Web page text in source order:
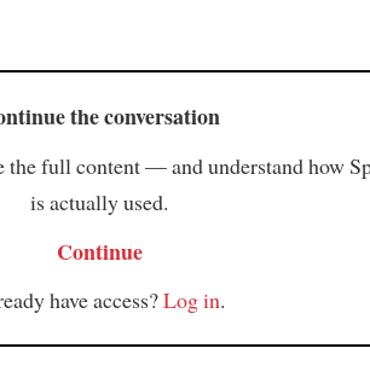
the conversation
the full content — and understand how
is actually used.
Continue
have access?Log in.